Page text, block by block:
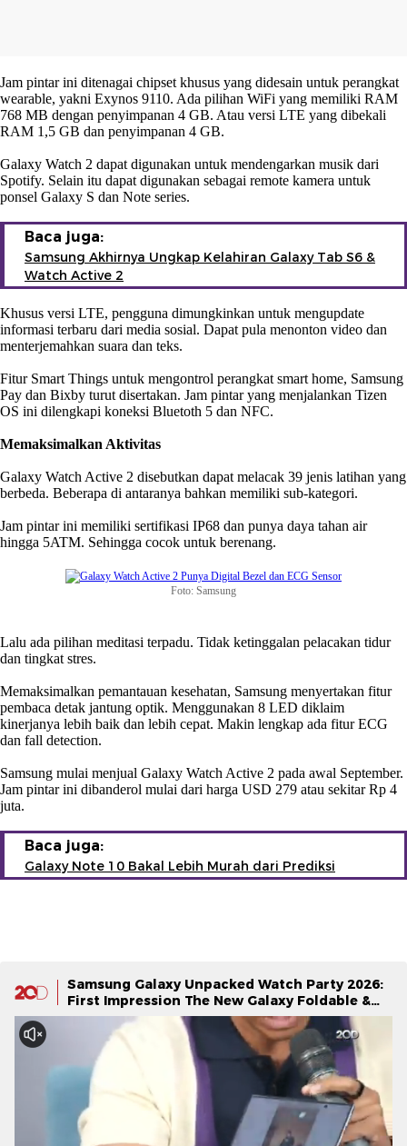
Jam pintar ini ditenagai chipset khusus yang didesain untuk perangkat
wearable, yakni Exynos 9110. Ada pilihan WiFi yang memiliki RAM
768 MB dengan penyimpanan 4 GB. Atau versi LTE yang dibekali
RAM 1,5 GB dan penyimpanan 4 GB.
Galaxy Watch 2 dapat digunakan untuk mendengarkan musik dari
Spotify. Selain itu dapat digunakan sebagai remote kamera untuk
ponsel Galaxy S dan Note series.
Baca juga:
Samsung Akhirnya Ungkap Kelahiran Galaxy Tab S6 &
Watch Active 2
Khusus versi LTE, pengguna dimungkinkan untuk mengupdate
informasi terbaru dari media sosial. Dapat pula menonton video dan
menterjemahkan suara dan teks.
Fitur Smart Things untuk mengontrol perangkat smart home, Samsung
Pay dan Bixby turut disertakan. Jam pintar yang menjalankan Tizen
OS ini dilengkapi koneksi Bluetoth 5 dan NFC.
Memaksimalkan Aktivitas
Galaxy Watch Active 2 disebutkan dapat melacak 39 jenis latihan yang
berbeda. Beberapa di antaranya bahkan memiliki sub-kategori.
Jam pintar ini memiliki sertifikasi IP68 dan punya daya tahan air
hingga 5ATM. Sehingga cocok untuk berenang.
Foto: Samsung
Lalu ada pilihan meditasi terpadu. Tidak ketinggalan pelacakan tidur
dan tingkat stres.
Memaksimalkan pemantauan kesehatan, Samsung menyertakan fitur
pembaca detak jantung optik. Menggunakan 8 LED diklaim
kinerjanya lebih baik dan lebih cepat. Makin lengkap ada fitur ECG
dan fall detection.
Samsung mulai menjual Galaxy Watch Active 2 pada awal September.
Jam pintar ini dibanderol mulai dari harga USD 279 atau sekitar Rp 4
juta.
Baca juga:
Galaxy Note 10 Bakal Lebih Murah dari Prediksi
Samsung Galaxy Unpacked Watch Party 2026:
First Impression The New Galaxy Foldable &
Galaxy Watch Series